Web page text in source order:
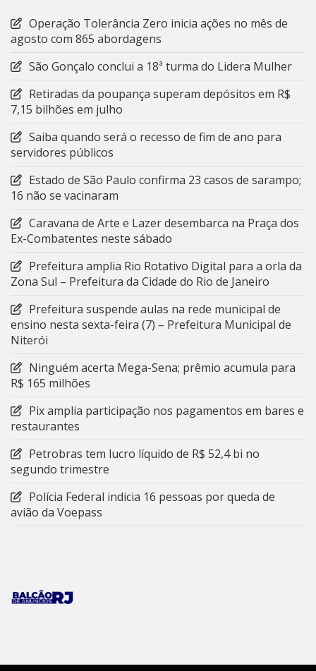
Operação Tolerância Zero inicia ações no mês de
agosto com 865 abordagens
São Gonçalo conclui a 18ª turma do Lidera Mulher
Retiradas da poupança superam depósitos em R$
7,15 bilhões em julho
Saiba quando será o recesso de fim de ano para
servidores públicos
Estado de São Paulo confirma 23 casos de sarampo;
16 não se vacinaram
Caravana de Arte e Lazer desembarca na Praça dos
Ex-Combatentes neste sábado
Prefeitura amplia Rio Rotativo Digital para a orla da
Zona Sul – Prefeitura da Cidade do Rio de Janeiro
Prefeitura suspende aulas na rede municipal de
ensino nesta sexta-feira (7) – Prefeitura Municipal de
Niterói
Ninguém acerta Mega-Sena; prêmio acumula para
R$ 165 milhões
Pix amplia participação nos pagamentos em bares e
restaurantes
Petrobras tem lucro líquido de R$ 52,4 bi no
segundo trimestre
Polícia Federal indicia 16 pessoas por queda de
avião da Voepass